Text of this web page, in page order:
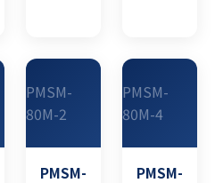
PMSM-
80M-2
PMSM-
PMSM-
80M-4
PMSM-